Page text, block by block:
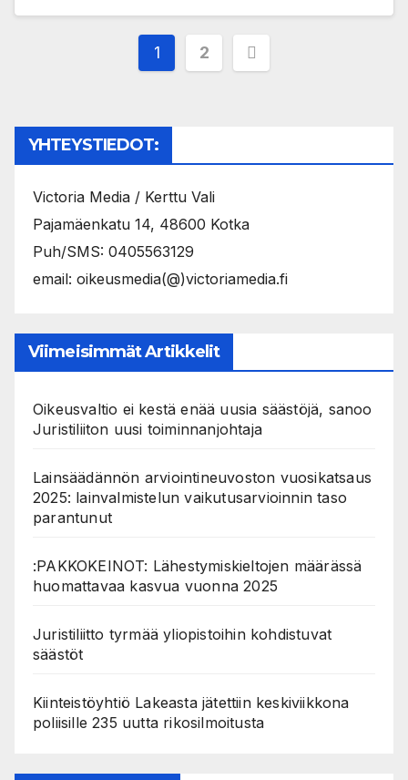
Artikkelien
1 2
YHTEYSTIEDOT:
Victoria Media / Kerttu Vali
Pajamäenkatu 14, 48600 Kotka
Puh/SMS: 0405563129
email: oikeusmedia(@)victoriamedia.fi
Viimeisimmät Artikkelit
Oikeusvaltio ei kestä enää uusia säästöjä, sanoo
Juristiliiton uusi toiminnanjohtaja
Lainsäädännön arviointineuvoston vuosikatsaus
2025: lainvalmistelun vaikutusarvioinnin taso
parantunut
:PAKKOKEINOT: Lähestymiskieltojen määrässä
huomattavaa kasvua vuonna 2025
Juristiliitto tyrmää yliopistoihin kohdistuvat
säästöt
Kiinteistöyhtiö Lakeasta jätettiin keskiviikkona
poliisille 235 uutta rikosilmoitusta